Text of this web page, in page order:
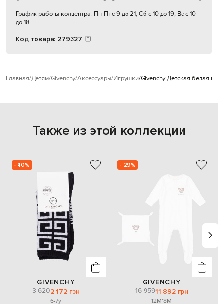
График работы колцентра: Пн-Пт с 9 до 21, Сб с 10 до 19, Вс с 10
до 18
Код товара: 279327
Главная Детям Givenchy Аксессуары Игрушки Givenchy Детская белая
Также из этой коллекции
- 40%
GIVENCHY
3 6202 172 грн
6-7y
- 29%
GIVENCHY
16 95911 892 грн
12M18M